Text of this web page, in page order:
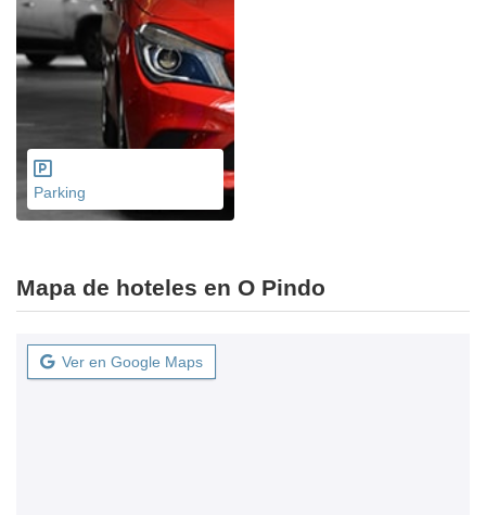
Parking
Mapa de hoteles en O Pindo
Ver en Google Maps